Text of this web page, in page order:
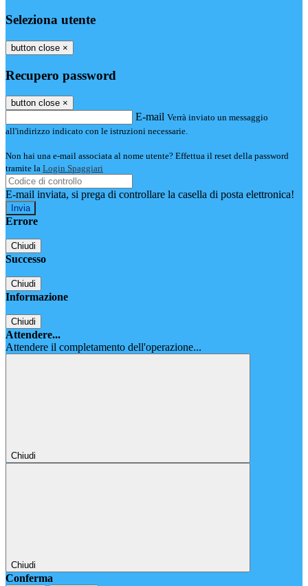
Seleziona utente
button close ×
Recupero password
button close ×
E-mail Verrà inviato un messaggio
all'indirizzo indicato con le istruzioni necessarie.
Non hai una e-mail associata al nome utente? Effettua il reset della password
tramite la Login Spaggiari
E-mail inviata, si prega di controllare la casella di posta elettronica!
Errore
Chiudi
Successo
Chiudi
Informazione
Chiudi
Attendere...
Attendere il completamento dell'operazione...
Chiudi
Chiudi
Conferma